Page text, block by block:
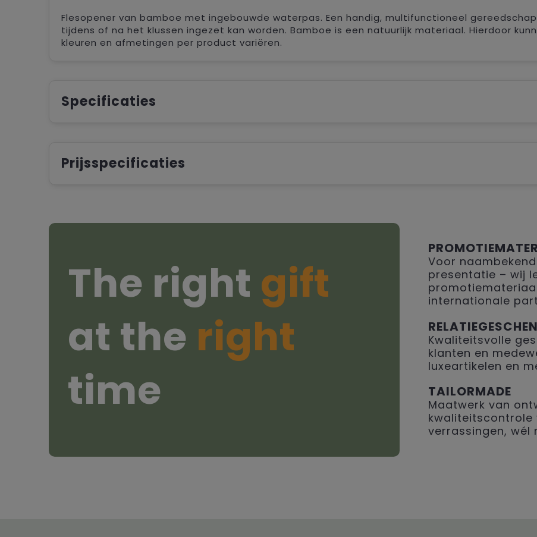
Flesopener van bamboe met ingebouwde waterpas. Een handig, multifunctioneel
tijdens of na het klussen ingezet kan worden. Bamboe is een natuurlijk materiaal. Hierdoor
kleuren en afmetingen per product variëren.
Specificaties
Prijsspecificaties
The right gift
at the right
time
Voor
presentatie – wij
internationale
Kwaliteitsvolle
klanten en
luxeartikelen en
TAILORMADE
Maatwerk van
kwaliteitscontrole
verrassingen, wél